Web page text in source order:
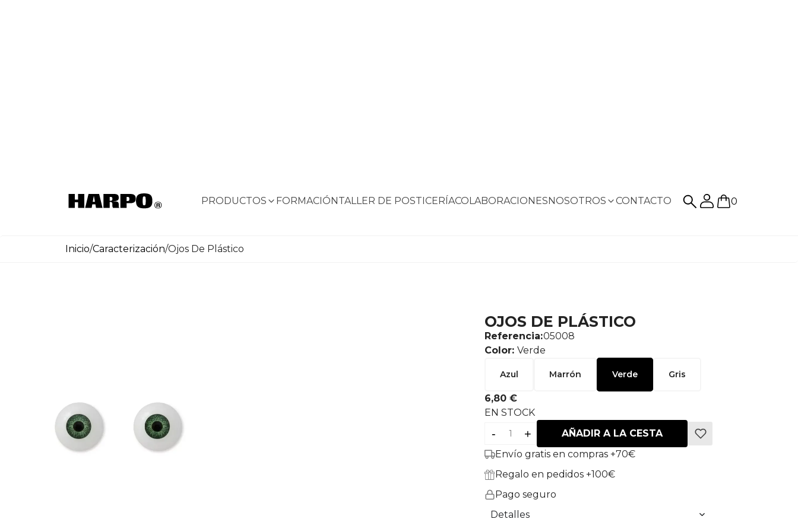
PRODUCTOS FORMACIÓNTALLER DE POSTICERÍACOLABORACIONESNOSOTROS CONTACTO 0
Inicio/Caracterización/Ojos De Plástico
OJOS DE PLÁSTICO
Referencia:05008
Color:Verde
Azul Marrón Verde Gris
6,80 €
EN STOCK
- +
AÑADIR A LA CESTA
Envío gratis en compras +70€
Regalo en pedidos +100€
Pago seguro
Detalles